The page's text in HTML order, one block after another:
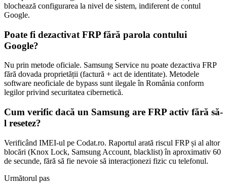
blochează configurarea la nivel de sistem, indiferent de contul
Google.
Poate fi dezactivat FRP fără parola contului
Google?
Nu prin metode oficiale. Samsung Service nu poate dezactiva FRP
fără dovada proprietății (factură + act de identitate). Metodele
software neoficiale de bypass sunt ilegale în România conform
legilor privind securitatea cibernetică.
Cum verific dacă un Samsung are FRP activ fără să-
l resetez?
Verificând IMEI-ul pe Codat.ro. Raportul arată riscul FRP și al altor
blocări (Knox Lock, Samsung Account, blacklist) în aproximativ 60
de secunde, fără să fie nevoie să interacționezi fizic cu telefonul.
Următorul pas